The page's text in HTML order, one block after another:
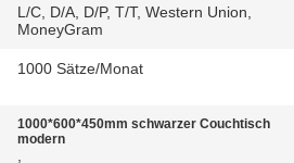
L/C, D/A, D/P, T/T, Western Union,
MoneyGram
1000 Sätze/Monat
1000*600*450mm schwarzer Couchtisch
modern